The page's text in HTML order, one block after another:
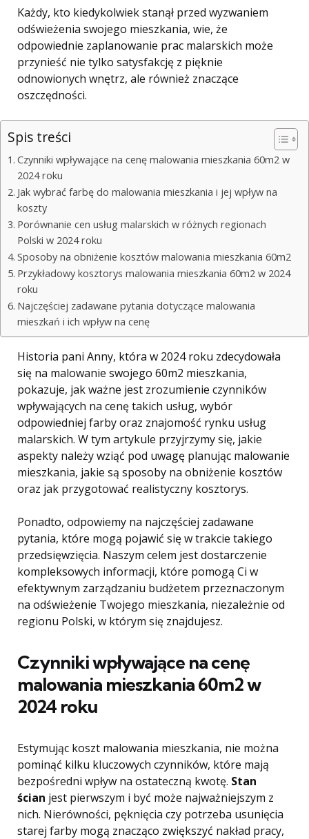
Każdy, kto kiedykolwiek stanął przed wyzwaniem
odświeżenia swojego mieszkania, wie, że
odpowiednie zaplanowanie prac malarskich może
przynieść nie tylko satysfakcję z pięknie
odnowionych wnętrz, ale również znaczące
oszczędności.
Spis treści
Czynniki wpływające na cenę malowania mieszkania 60m2 w
2024 roku
Jak wybrać farbę do malowania mieszkania i jej wpływ na
koszty
Porównanie cen usług malarskich w różnych regionach
Polski w 2024 roku
Sposoby na obniżenie kosztów malowania mieszkania 60m2
Przykładowy kosztorys malowania mieszkania 60m2 w 2024
roku
Najczęściej zadawane pytania dotyczące malowania
mieszkań i ich wpływ na cenę
Historia pani Anny, która w 2024 roku zdecydowała
się na malowanie swojego 60m2 mieszkania,
pokazuje, jak ważne jest zrozumienie czynników
wpływających na cenę takich usług, wybór
odpowiedniej farby oraz znajomość rynku usług
malarskich. W tym artykule przyjrzymy się, jakie
aspekty należy wziąć pod uwagę planując malowanie
mieszkania, jakie są sposoby na obniżenie kosztów
oraz jak przygotować realistyczny kosztorys.
Ponadto, odpowiemy na najczęściej zadawane
pytania, które mogą pojawić się w trakcie takiego
przedsięwzięcia. Naszym celem jest dostarczenie
kompleksowych informacji, które pomogą Ci w
efektywnym zarządzaniu budżetem przeznaczonym
na odświeżenie Twojego mieszkania, niezależnie od
regionu Polski, w którym się znajdujesz.
Czynniki wpływające na cenę
malowania mieszkania 60m2 w
2024 roku
Estymując koszt malowania mieszkania, nie można
pominąć kilku kluczowych czynników, które mają
bezpośredni wpływ na ostateczną kwotę. Stan
ścian jest pierwszym i być może najważniejszym z
nich. Nierówności, pęknięcia czy potrzeba usunięcia
starej farby mogą znacząco zwiększyć nakład pracy,